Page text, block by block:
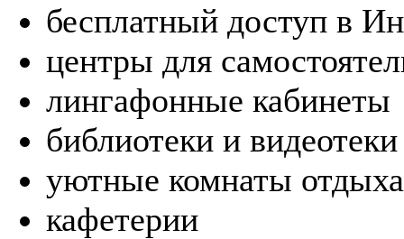
бесплатный доступ в
центры для
лингафонные кабинеты
библиотеки и видеотеки
уютные комнаты отдыха
кафетерии